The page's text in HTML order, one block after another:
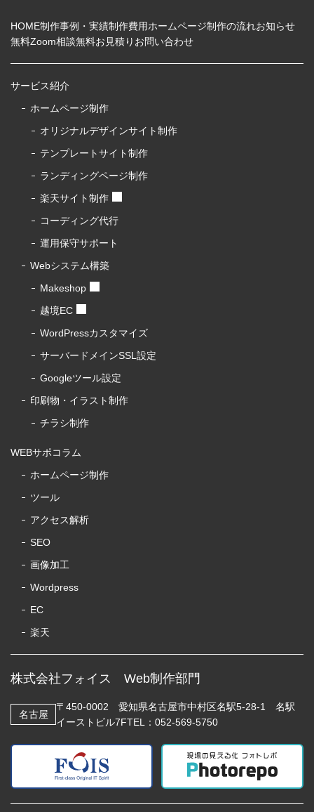
HOME制作事例・実績制作費用ホームページ制作の流れお知らせ
無料Zoom相談無料お見積り お問い合わせ
サービス紹介
ホームページ制作
オリジナルデザインサイト制作
テンプレートサイト制作
ランディングページ制作
楽天サイト制作
コーディング代行
運用保守サポート
Webシステム構築
Makeshop
越境EC
WordPressカスタマイズ
サーバードメインSSL設定
Googleツール設定
印刷物・イラスト制作
チラシ制作
WEBサポコラム
ホームページ制作
ツール
アクセス解析
SEO
画像加工
Wordpress
EC
楽天
株式会社フォイス Web制作部門
名古屋
〒450-0002 愛知県名古屋市中村区名駅5-28-1 名駅
イーストビル7FTEL：052-569-5750